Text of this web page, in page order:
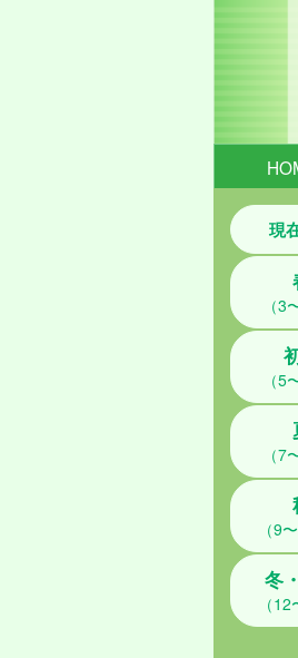
現
（3
（5
（7
（9
冬
（12